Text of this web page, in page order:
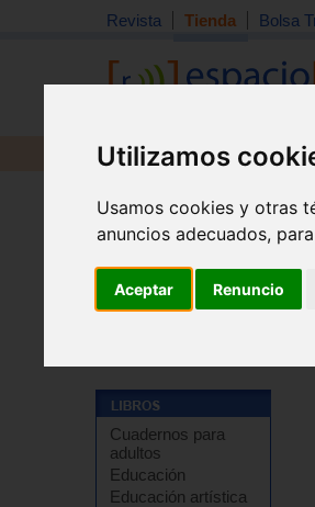
Utilizamos
Usamos cookies y otras
anuncios adecuados,
Aceptar Renuncio
Revista Tienda Bolsa
Revista Libros
Cuadernos para
adultos
Educación
Educación artística